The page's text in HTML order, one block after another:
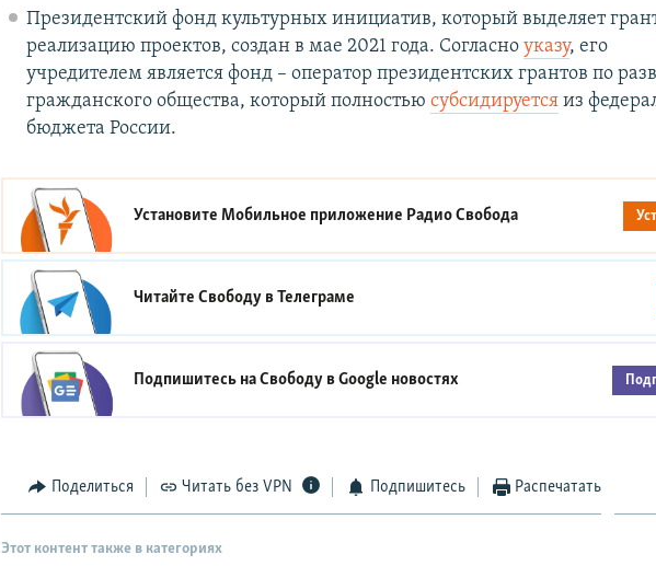
Президентский фонд культурных инициатив, который выделяет
реализацию проектов, создан в мае 2021 года. Согласно указу, его
учредителем является фонд – оператор президентских грантов по
гражданского общества, который полностью субсидируетсяиз
бюджета России.
Установите Мобильное приложение Радио Свобода
Читайте Свободу вТелеграме
Подпишитесь на Свободу вGoogle новостях
Поделиться Читать без VPN Подпишитесь Распечатать
Этот контент также в категориях